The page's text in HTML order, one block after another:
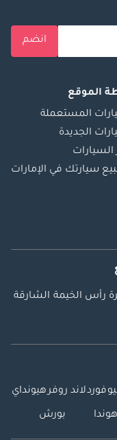
انضم
الموقع
المستعملة
الجديدة
السيارات
سيارتك في الإمارات
رأس الخيمة الشارقة
فوردلاند روفرهيونداي
هوندا بورش